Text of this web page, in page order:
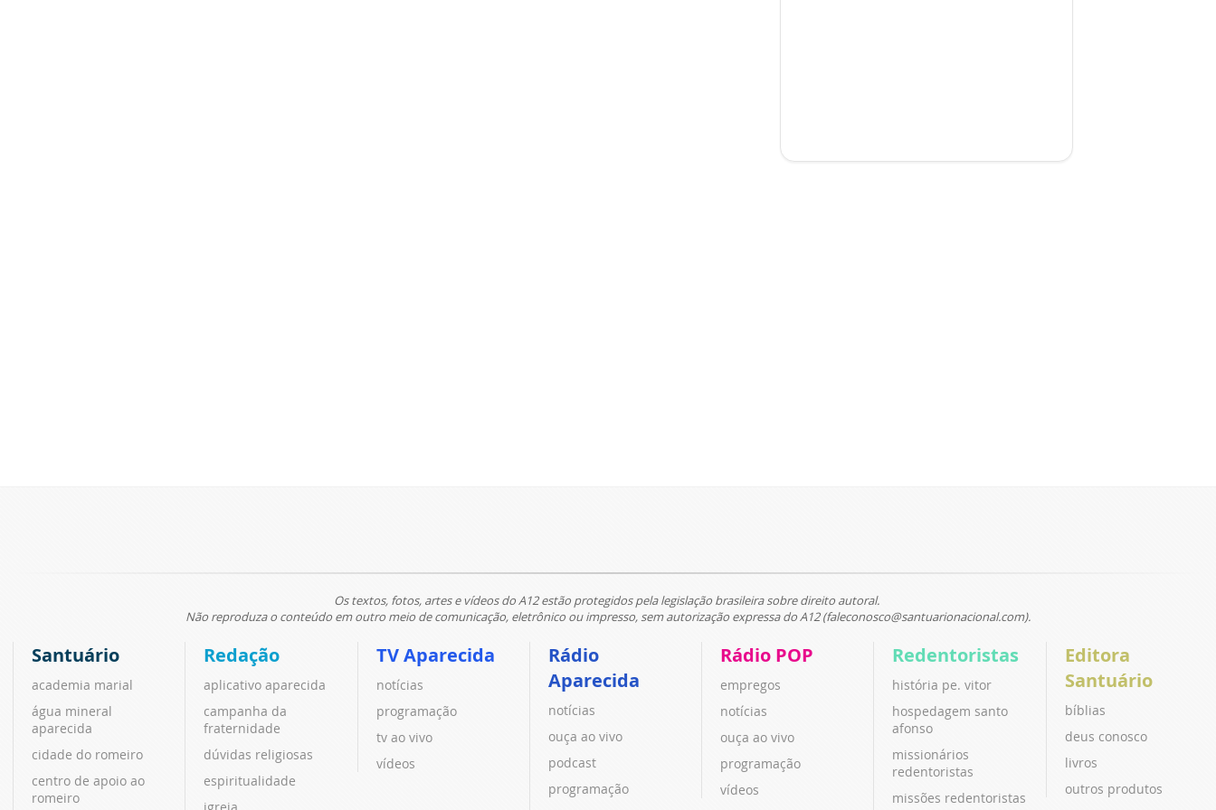
Os textos, fotos, artes e vídeos do A12 estão protegidos pela legislação brasileira sobre direito autoral.
Não reproduza o conteúdo em outro meio de comunicação, eletrônico ou impresso, sem autorização expressa do A12 (faleconosco@santuarionacional.com).
Santuário
academia marial
água mineral
aparecida
cidade do romeiro
centro de apoio ao
romeiro
Redação
aplicativo aparecida
campanha da
fraternidade
dúvidas religiosas
espiritualidade
igreja
TV Aparecida
notícias
programação
tv ao vivo
vídeos
Rádio
Aparecida
notícias
ouça ao vivo
podcast
programação
Rádio POP
empregos
notícias
ouça ao vivo
programação
vídeos
Redentoristas
história pe. vitor
hospedagem santo
afonso
missionários
redentoristas
missões redentoristas
Editora
Santuário
bíblias
deus conosco
livros
outros produtos